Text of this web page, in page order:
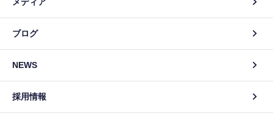
ブログ
NEWS
採用情報